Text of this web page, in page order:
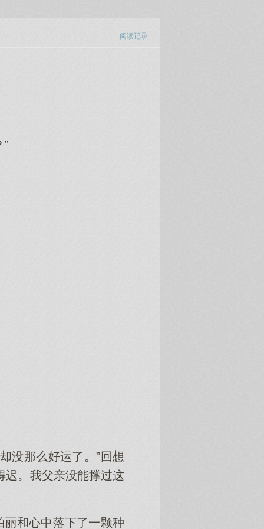
阅读记录
没那么好运了。”回想
迟。我父亲没能撑过这
和心中落下了一颗种